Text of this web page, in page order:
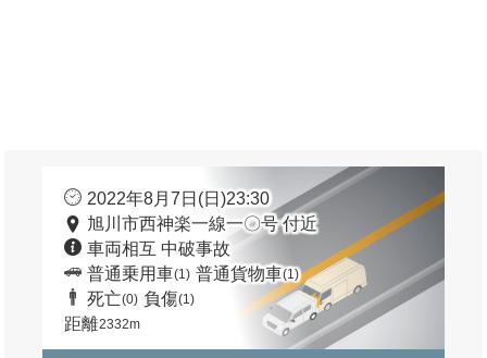
2022年8月7日(日)23:30
旭川市西神楽一線一〇号 付近
車両相互 中破事故
普通乗用車(1) 普通貨物車(1)
死亡(0) 負傷(1)
距離2332m